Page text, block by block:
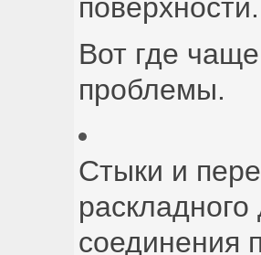
поверхности.
Вот где
проблемы.
Стыки и
соединения